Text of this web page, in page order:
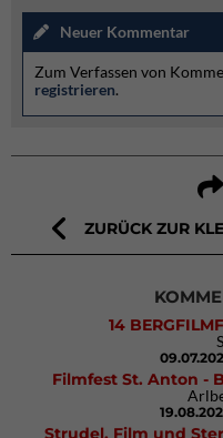
Neuer Kommentar
Zum Verfassen von
registrieren.
ZURÜCK ZUR
14
Filmfest St. Anton -
Strudel, Film und